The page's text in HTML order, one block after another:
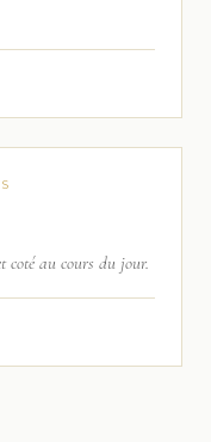
coté au cours du jour.